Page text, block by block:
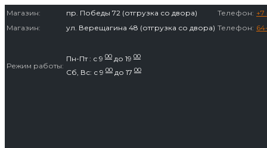
Перейти
к
Магазин: пр. Победы 72 (отгрузка со двора) Телефон: +7
Магазин:
ул. Верещагина 48 (отгрузка со двора) Телефон:
Режим работы:
Пн-Пт : с 9 00 до 19 00
Сб, Вс: с 9 00 до 17 00